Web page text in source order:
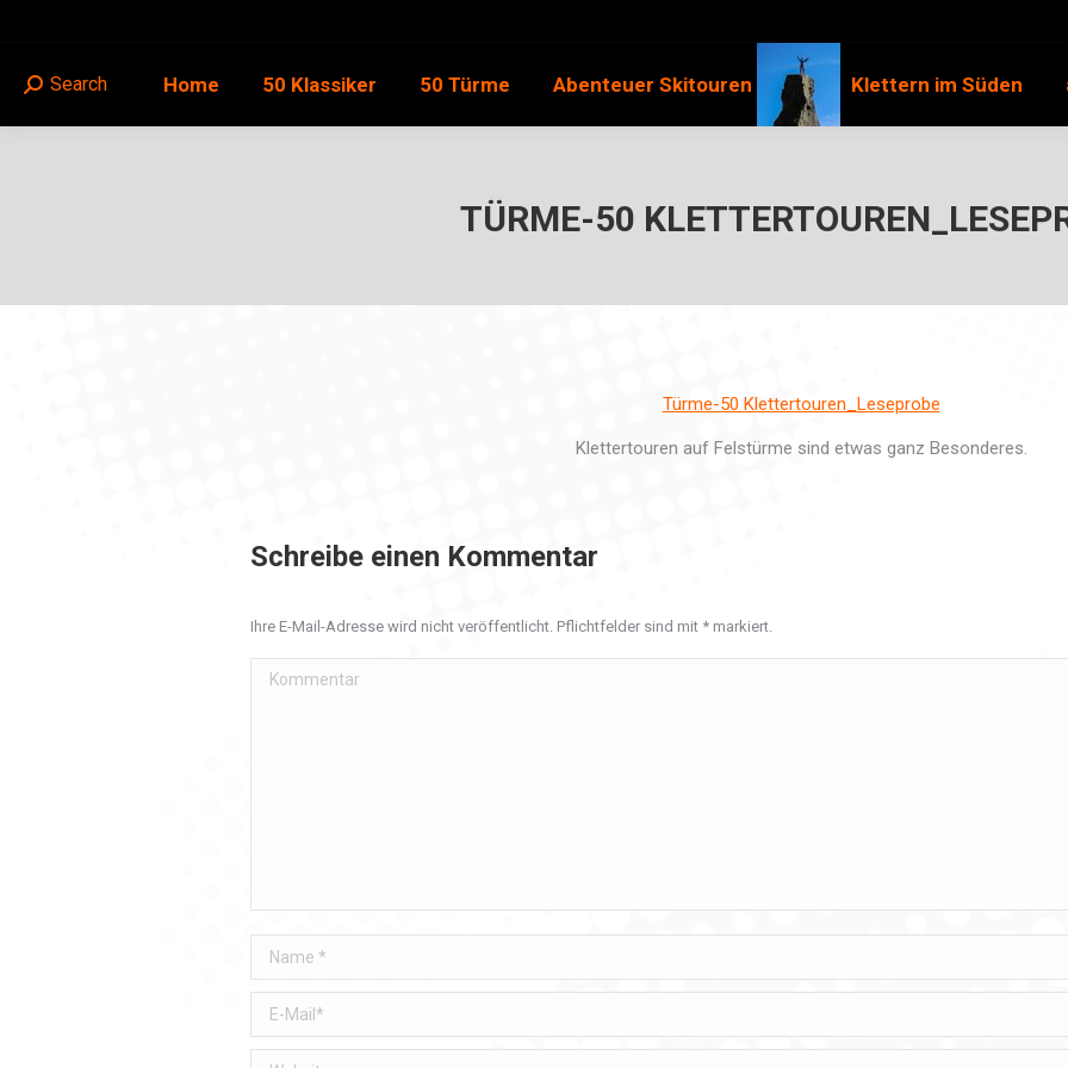
Home 50 Klassiker 50 Türme Abenteuer Skitouren
Search:
Search Klettern im Süden
TÜRME-50
Türme-50 Klettertouren_Leseprobe
Klettertouren auf Felstürme sind etwas ganz Besonderes.
Schreibe einen Kommentar
Ihre E-Mail-Adresse wird nicht veröffentlicht. Pflichtfelder sind mit * markiert.
Kommentar
Name *
E-Mail *